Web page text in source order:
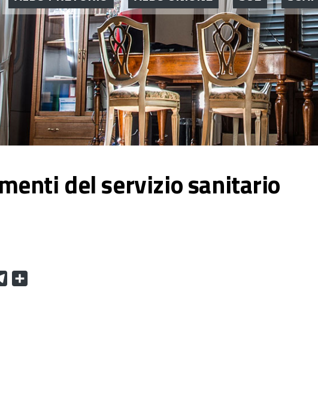
del servizio sanitario
Telegram